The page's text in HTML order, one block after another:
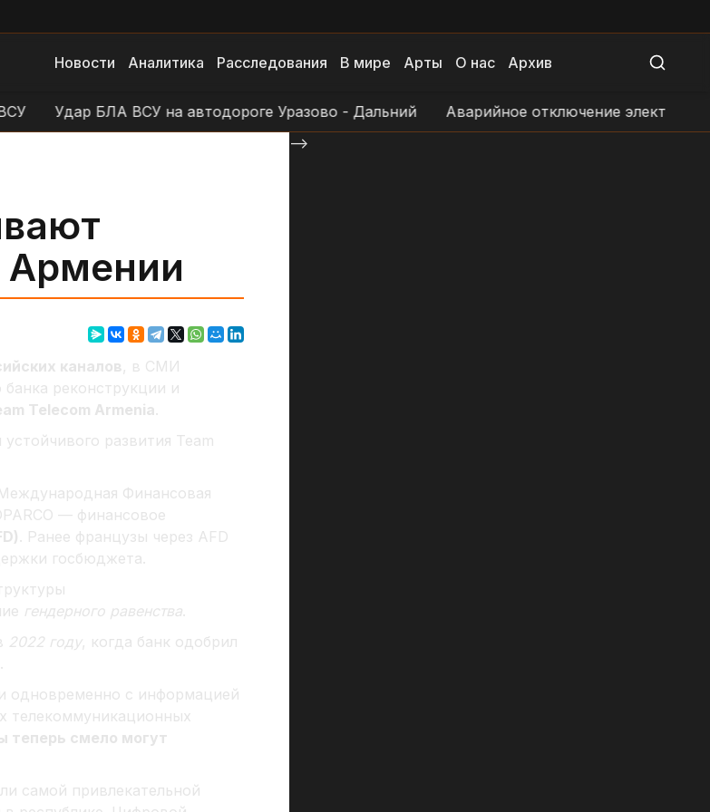
Новости Аналитика Расследования В мире Арты О нас Архив
Удар БЛА ВСУ на автодороге Уразово - Дальний Аварийное отключение
Армении
каналов, в СМИ
реконструкции и
Telecom Armenia.
устойчивого развития Team
Финансовая
— финансовое
. Ранее французы через AFD
госбюджета.
гендерного равенства.
2022 году, когда банк одобрил
одновременно с информацией
телекоммуникационных
теперь смело могут
самой привлекательной
-->